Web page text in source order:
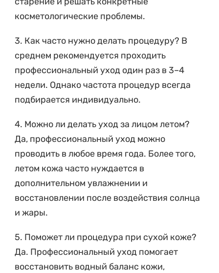
косметологические проблемы.
3. Как часто нужно делать процедуру? В
среднем рекомендуется проходить
профессиональный уход один раз в 3–4
недели. Однако частота процедур всегда
подбирается индивидуально.
4. Можно ли делать уход за лицом летом?
Да, профессиональный уход можно
проводить в любое время года. Более того,
летом кожа часто нуждается в
дополнительном увлажнении и
восстановлении после воздействия солнца
и жары.
5. Поможет ли процедура при сухой коже?
Да. Профессиональный уход помогает
восстановить водный баланс кожи,